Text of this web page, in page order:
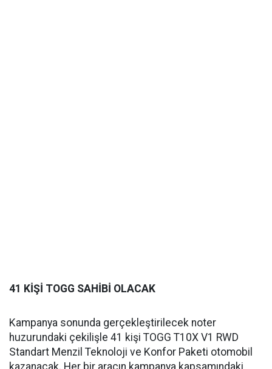
41 KİŞİ TOGG SAHİBİ OLACAK
Kampanya sonunda gerçekleştirilecek noter
huzurundaki çekilişle 41 kişi TOGG T10X V1 RWD
Standart Menzil Teknoloji ve Konfor Paketi otomobil
kazanacak. Her bir aracın kampanya kapsamındaki